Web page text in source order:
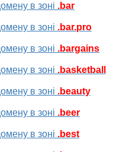
в зоні .bar
в зоні .bar.pro
в зоні .bargains
в зоні .basketball
в зоні .beauty
в зоні .beer
в зоні .best